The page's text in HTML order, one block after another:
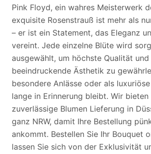
Pink Floyd, ein wahres Meisterwerk
exquisite Rosenstrauß ist mehr als
– er ist ein Statement, das Eleganz
vereint. Jede einzelne Blüte wird
ausgewählt, um höchste Qualität und
beeindruckende Ästhetik zu
besondere Anlässe oder als
lange in Erinnerung bleibt. Wir bieten
zuverlässige Blumen Lieferung in
ganz NRW, damit Ihre Bestellung
ankommt. Bestellen Sie Ihr Bouquet
lassen Sie sich von der Exklusivität